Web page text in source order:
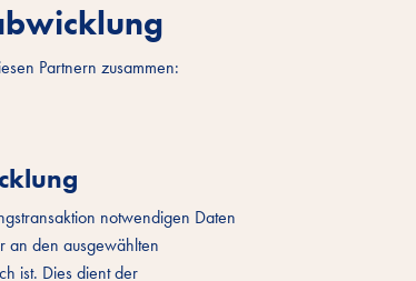
Partnern zusammen:
notwendigen Daten
an den ausgewählten
ist. Dies dient der